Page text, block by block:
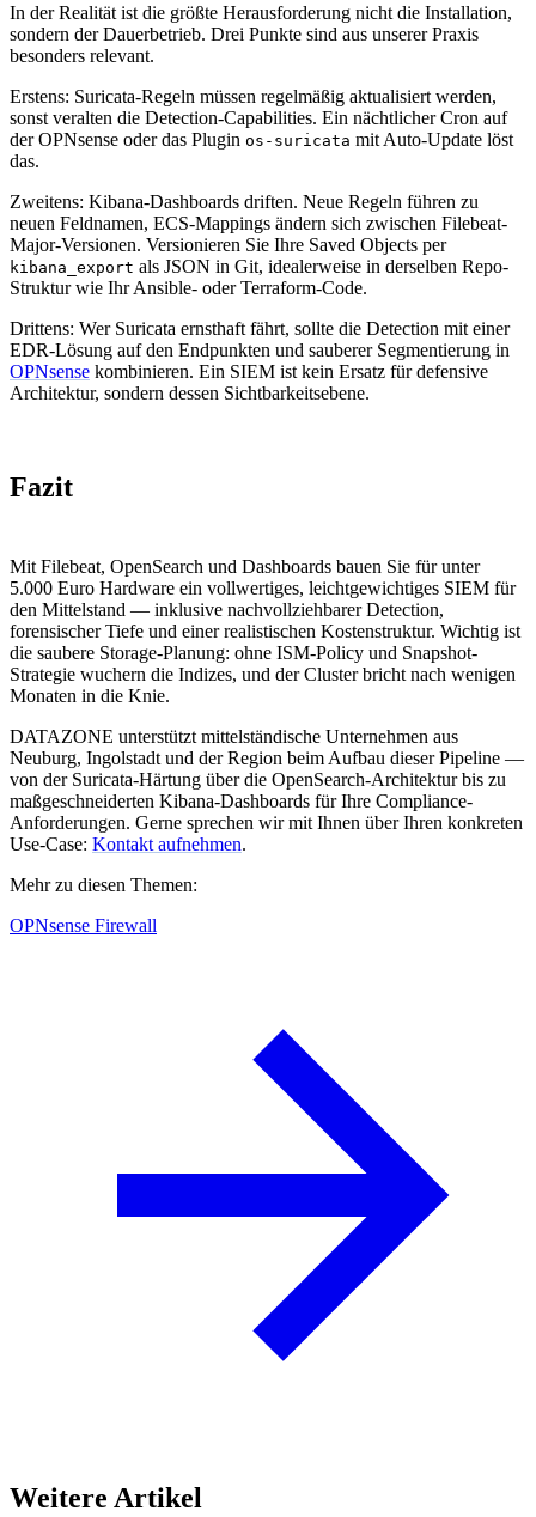
In der Realität ist die größte Herausforderung nicht die Installation,
sondern der Dauerbetrieb. Drei Punkte sind aus unserer Praxis
besonders relevant.
Erstens: Suricata-Regeln müssen regelmäßig aktualisiert werden,
sonst veralten die Detection-Capabilities. Ein nächtlicher Cron auf
der OPNsense oder das Plugin os-suricata mit Auto-Update löst
das.
Zweitens: Kibana-Dashboards driften. Neue Regeln führen zu
neuen Feldnamen, ECS-Mappings ändern sich zwischen Filebeat-
Major-Versionen. Versionieren Sie Ihre Saved Objects per
kibana_export als JSON in Git, idealerweise in derselben Repo-
Struktur wie Ihr Ansible- oder Terraform-Code.
Drittens: Wer Suricata ernsthaft fährt, sollte die Detection mit einer
EDR-Lösung auf den Endpunkten und sauberer Segmentierung in
OPNsense kombinieren. Ein SIEM ist kein Ersatz für defensive
Architektur, sondern dessen Sichtbarkeitsebene.
Fazit
Mit Filebeat, OpenSearch und Dashboards bauen Sie für unter
5.000 Euro Hardware ein vollwertiges, leichtgewichtiges SIEM für
den Mittelstand — inklusive nachvollziehbarer Detection,
forensischer Tiefe und einer realistischen Kostenstruktur. Wichtig ist
die saubere Storage-Planung: ohne ISM-Policy und Snapshot-
Strategie wuchern die Indizes, und der Cluster bricht nach wenigen
Monaten in die Knie.
DATAZONE unterstützt mittelständische Unternehmen aus
Neuburg, Ingolstadt und der Region beim Aufbau dieser Pipeline —
von der Suricata-Härtung über die OpenSearch-Architektur bis zu
maßgeschneiderten Kibana-Dashboards für Ihre Compliance-
Anforderungen. Gerne sprechen wir mit Ihnen über Ihren konkreten
Use-Case: Kontakt aufnehmen.
Mehr zu diesen Themen:
OPNsense Firewall
Weitere Artikel